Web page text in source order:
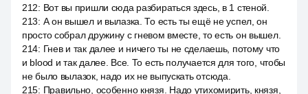
212: Вот вы пришли сюда разбираться здесь, в 1 стеной.
213: А он вышел и вылазка. То есть ты ещё не успел, он
просто собрал дружину с гневом вместе, то есть он вышел.
214: Гнев и так далее и ничего ты не сделаешь, потому что
и blood и так далее. Все. То есть получается для того, чтобы
не было вылазок, надо их не выпускать отсюда.
215: Правильно, особенно князя. Надо утихомирить, князя,